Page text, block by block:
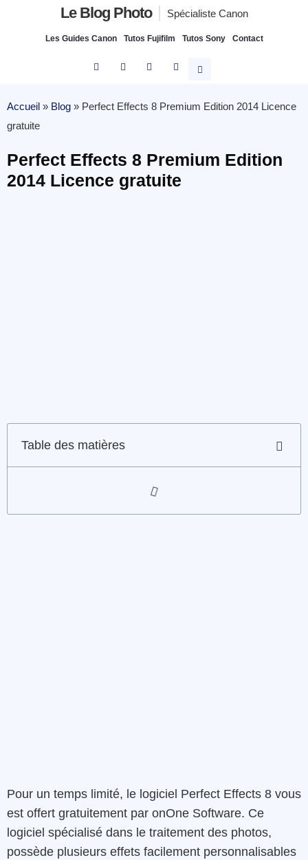
Le Blog Photo Spécialiste Canon
Les Guides Canon Tutos Fujifilm Tutos Sony Contact
Accueil » Blog » Perfect Effects 8 Premium Edition 2014 Licence
gratuite
Perfect Effects 8 Premium Edition
2014 Licence gratuite
Table des matières
Pour un temps limité, le logiciel Perfect Effects 8 vous
est offert gratuitement par onOne Software. Ce
logiciel spécialisé dans le traitement des photos,
possède plusieurs effets facilement personnalisables